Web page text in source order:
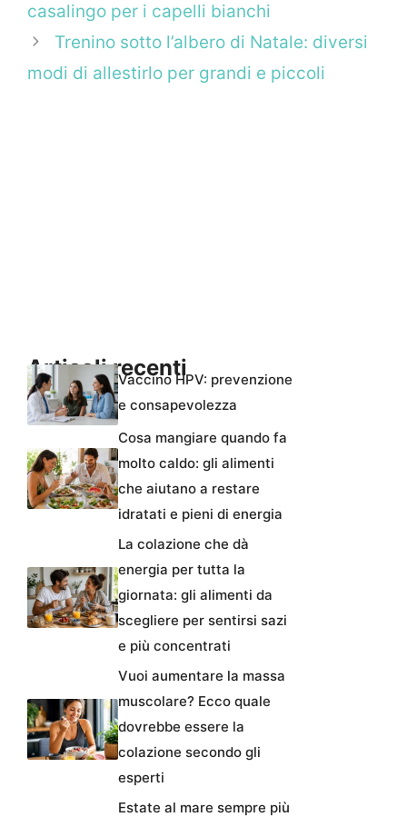
casalingo per i capelli bianchi
Trenino sotto l’albero di Natale: diversi
modi di allestirlo per grandi e piccoli
Articoli recentiVaccino HPV: prevenzione
e consapevolezza
Cosa mangiare quando fa
molto caldo: gli alimenti
che aiutano a restare
idratati e pieni di energia
La colazione che dà
energia per tutta la
giornata: gli alimenti da
scegliere per sentirsi sazi
e più concentrati
Vuoi aumentare la massa
muscolare? Ecco quale
dovrebbe essere la
colazione secondo gli
esperti
Estate al mare sempre più